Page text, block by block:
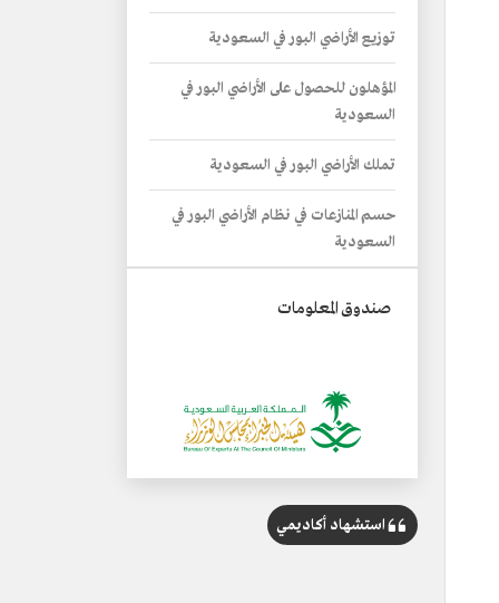
توزيع الأراضي البور في السعودية
المؤهلون للحصول على الأراضي البور في
السعودية
تملك الأراضي البور في السعودية
حسم المنازعات في نظام الأراضي البور في
السعودية
صندوق المعلومات
الاسم
استشهاد أكاديمي